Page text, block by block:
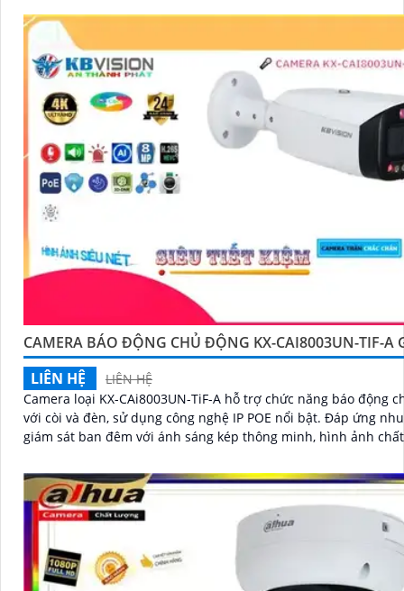
CAMERA BÁO ĐỘNG CHỦ ĐỘNG KX-CAI8003UN-TIF-A
LIÊN HỆ
LIÊN HỆ
Camera loại KX-CAi8003UN-TiF-A hỗ trợ chức năng báo động
với còi và đèn, sử dụng công nghệ IP POE nổi bật. Đáp ứng nhu cầu
giám sát ban đêm với ánh sáng kép thông minh, hình ảnh